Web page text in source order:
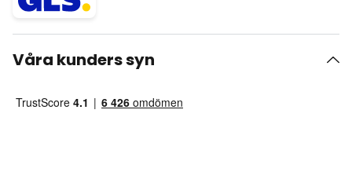
Våra kunders syn